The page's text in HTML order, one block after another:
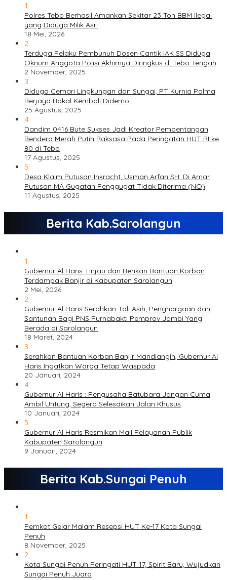
1
Polres Tebo Berhasil Amankan Sekitar 23 Ton BBM Ilegal
yang Diduga Milik Asri
18 Mei, 2026
2
Terduga Pelaku Pembunuh Dosen Cantik IAK SS Diduga
Oknum Anggota Polisi Akhirnya Diringkus di Tebo Tengah
2 November, 2025
3
Diduga Cemari Lingkungan dan Sungai, PT Kurnia Palma
Berjaya Bakal Kembali Didemo
25 Agustus, 2025
4
Dandim 0416 Bute Sukses Jadi Kreator Pembentangan
Bendera Merah Putih Raksasa Pada Peringatan HUT RI ke
80 di Tebo
17 Agustus, 2025
5
Desa Klaim Putusan Inkracht, Usman Arfan SH: Di Amar
Putusan MA Gugatan Penggugat Tidak Diterima (NO)
11 Agustus, 2025
Berita Kab.Sarolangun
1
Gubernur Al Haris Tinjau dan Berikan Bantuan Korban
Terdampak Banjir di Kabupaten Sarolangun
2 Mei, 2026
2
Gubernur Al Haris Serahkan Tali Asih, Penghargaan dan
Santunan Bagi PNS Purnabakti Pemprov Jambi Yang
Berada di Sarolangun
18 Maret, 2024
3
Serahkan Bantuan Korban Banjir Mandiangin, Gubernur Al
Haris Ingatkan Warga Tetap Waspada
20 Januari, 2024
4
Gubernur Al Haris : Pengusaha Batubara Jangan Cuma
Ambil Untung, Segera Selesaikan Jalan Khusus
10 Januari, 2024
5
Gubernur Al Haris Resmikan Mall Pelayanan Publik
Kabupaten Sarolangun
9 Januari, 2024
Berita Kab.Sungai Penuh
1
Pemkot Gelar Malam Resepsi HUT Ke-17 Kota Sungai
Penuh
8 November, 2025
2
Kota Sungai Penuh Peringati HUT 17, Spirit Baru, Wujudkan
Sungai Penuh Juara